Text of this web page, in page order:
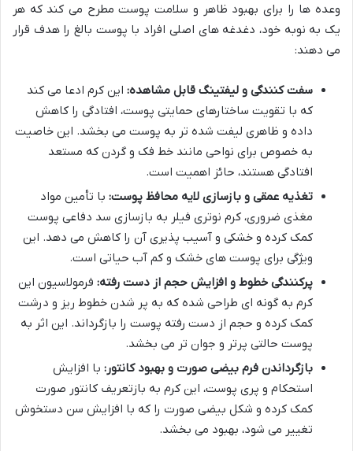
وعده ها را برای بهبود ظاهر و سلامت پوست مطرح می کند که هر
یک به نوبه خود، دغدغه های اصلی افراد با پوست بالغ را هدف قرار
می دهند:
سفت کنندگی و لیفتینگ قابل مشاهده: این کرم ادعا می کند
که با تقویت ساختارهای حمایتی پوست، افتادگی را کاهش
داده و ظاهری لیفت شده تر به پوست می بخشد. این خاصیت
به خصوص برای نواحی مانند خط فک و گردن که مستعد
افتادگی هستند، حائز اهمیت است.
تغذیه عمقی و بازسازی لایه محافظ پوست: با تأمین مواد
مغذی ضروری، کرم نوتری فیلر به بازسازی سد دفاعی پوست
کمک کرده و خشکی و آسیب پذیری آن را کاهش می دهد. این
ویژگی برای پوست های خشک و کم آب حیاتی است.
پرکنندگی خطوط و افزایش حجم از دست رفته: فرمولاسیون این
کرم به گونه ای طراحی شده که به پر شدن خطوط ریز و درشت
کمک کرده و حجم از دست رفته پوست را بازگرداند. این اثر به
پوست حالتی پرتر و جوان تر می بخشد.
بازگرداندن فرم بیضی صورت و بهبود کانتور: با افزایش
استحکام و پری پوست، این کرم به بازتعریف کانتور صورت
کمک کرده و شکل بیضی صورت را که با افزایش سن دستخوش
تغییر می شود، بهبود می بخشد.